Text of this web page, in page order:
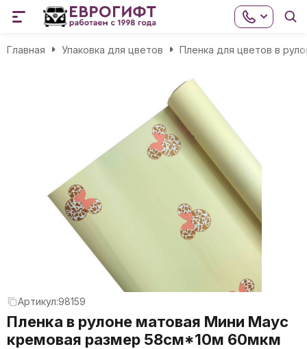
Главная Упаковка для цветов Пленка для цветов в
Артикул:98159
Пленка в рулоне матовая Мини Маус
кремовая размер 58см*10м 60мкм